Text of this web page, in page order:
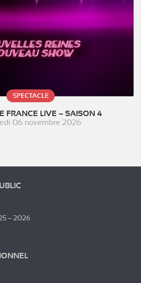
SPECTACLE
FRANCE LIVE – SAISON 4
06 novembre 2026
– 2026